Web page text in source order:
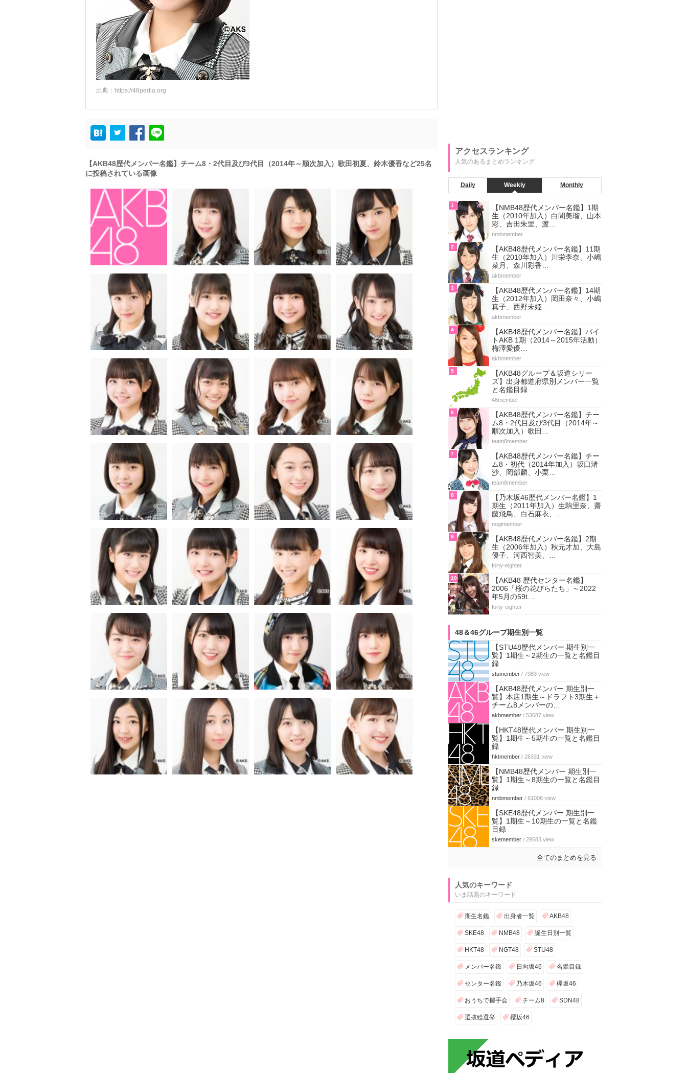
出典： https://48pedia.org
【AKB48歴代メンバー名鑑】チーム8・2代目及び3代目（2014年～順次加入）歌田初夏、鈴木優香など25名
に投稿されている画像
アクセスランキング
人気のあるまとめランキング
Daily Weekly Monthly
1
【NMB48歴代メンバー名鑑】1期
生（2010年加入）白間美瑠、山本
彩、吉田朱里、渡…
nmbmember
2
【AKB48歴代メンバー名鑑】11期
生（2010年加入）川栄李奈、小嶋
菜月、森川彩香…
akbmember
3
【AKB48歴代メンバー名鑑】14期
生（2012年加入）岡田奈々、小嶋
真子、西野未姫…
akbmember
4
【AKB48歴代メンバー名鑑】バイ
トAKB 1期（2014～2015年活動）
梅澤愛優…
akbmember
5
【AKB48グループ＆坂道シリー
ズ】出身都道府県別メンバー一覧
と名鑑目録
48member
6
【AKB48歴代メンバー名鑑】チー
ム8・2代目及び3代目（2014年～
順次加入）歌田…
team8member
7
【AKB48歴代メンバー名鑑】チー
ム8・初代（2014年加入）坂口渚
沙、岡部麟、小栗…
team8member
8
【乃木坂46歴代メンバー名鑑】1
期生（2011年加入）生駒里奈、齋
藤飛鳥、白石麻衣、…
nogimember
9
【AKB48歴代メンバー名鑑】2期
生（2006年加入）秋元才加、大島
優子、河西智美、…
forty-eighter
10
【AKB48 歴代センター名鑑】
2006「桜の花びらたち」～2022
年5月の59t…
forty-eighter
48＆46グループ期生別一覧
【STU48歴代メンバー 期生別一
覧】1期生～2期生の一覧と名鑑目
録
stumember / 7983 view
【AKB48歴代メンバー 期生別一
覧】本店1期生～ドラフト3期生＋
チーム8メンバーの…
akbmember / 53687 view
【HKT48歴代メンバー 期生別一
覧】1期生～5期生の一覧と名鑑目
録
hktmember / 26331 view
【NMB48歴代メンバー 期生別一
覧】1期生～8期生の一覧と名鑑目
録
nmbmember / 61006 view
【SKE48歴代メンバー 期生別一
覧】1期生～10期生の一覧と名鑑
目録
skemember / 29583 view
全てのまとめを見る
人気のキーワード
いま話題のキーワード
期生名鑑 出身者一覧 AKB48
SKE48 NMB48 誕生日別一覧
HKT48 NGT48 STU48
メンバー名鑑 日向坂46 名鑑目録
センター名鑑 乃木坂46 欅坂46
おうちで握手会 チーム8 SDN48
選抜総選挙 櫻坂46